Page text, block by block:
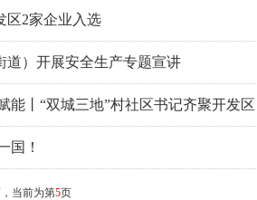
区2家企业入选
道）开展安全生产专题宣讲
能丨“双城三地”村社区书记齐聚开发
国！
当前为第5页